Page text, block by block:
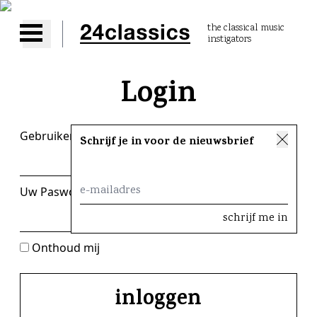
Open main menu
the classical music
instigators
Login
Gebruikersnaam of e-mail
Uw Paswoord
Onthoud mij
Schrijf je in voor de nieuwsbrief